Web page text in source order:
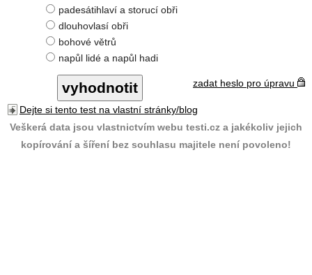
padesátihlaví a storucí obři
dlouhovlasí obři
bohové větrů
napůl lidé a napůl hadi
zadat heslo pro úpravu
Dejte si tento test na vlastní stránky/blog
Veškerá data jsou vlastnictvím webu testi.cz a jakékoliv jejich
kopírování a šíření bez souhlasu majitele není povoleno!